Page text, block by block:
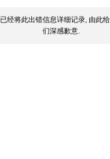
已经将此出错信息详细记录, 由此
们深感歉意.